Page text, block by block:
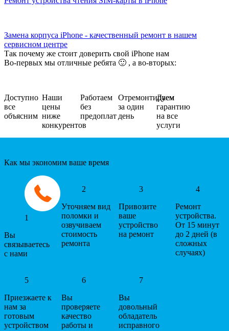
Замена корпуса iPhone - качественный ремонт в нашем
сервисном центре
Так почему же стоит доверить свой iPhone нам
Во-первых мы отличные ребята 🙂 , а во-вторых:
Доступно
все
объясним
Наши
цены
ниже
конкурентов
Работаем
без
предоплат
Отремонтируем
за один
день
Даем
гарантию
на все
услуги
Как мы экономим ваше время
1
Вы
связываетесь
с нами
2
Уточняем вид
поломки и
озвучиваем
стоимость
ремонта
3
Привозите
ваше
устройство
на ремонт
4
Ремонт
устройства.
От 15 минут
до 2 дней (в
сложных
случаях)
5
Приезжаете к
нам за
готовым
устройством
6
Вы
проверяете
качество
работы и
7
Вы
довольный
обладатель
исправного